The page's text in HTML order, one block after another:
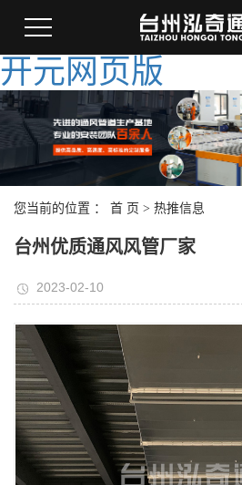
开元网页版
您当前的位置 ： 首 页 > 热推信息
台州优质通风风管厂家
2023-02-10